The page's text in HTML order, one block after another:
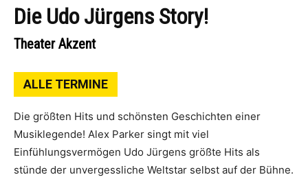
Die Udo Jürgens Story!
Theater Akzent
ALLE TERMINE
Die größten Hits und schönsten Geschichten einer
Musiklegende! Alex Parker singt mit viel
Einfühlungsvermögen Udo Jürgens größte Hits als
stünde der unvergessliche Weltstar selbst auf der Bühne.